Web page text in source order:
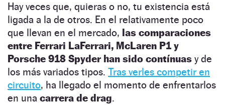
Hay veces que, quieras o no, tu existencia está
ligada a la de otros. En el relativamente poco
que llevan en el mercado, las comparaciones
entre Ferrari LaFerrari, McLaren P1 y
Porsche 918 Spyder han sido contínuas y de
los más variados tipos. Tras verles competir en
circuito, ha llegado el momento de enfrentarlos
en una carrera de drag.